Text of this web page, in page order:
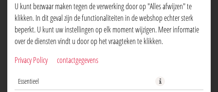
U kunt bezwaar maken tegen de verwerking door op "Alles afwijzen" te
klikken. In dit geval zijn de functionaliteiten in de webshop echter sterk
beperkt. U kunt uw instellingen op elk moment wijzigen. Meer informatie
over de diensten vindt u door op het vraagteken te klikken.
Privacy Policy
contactgegevens
Essentieel
artisjokken, olijven (met pit), kaas en dit allemaal op onze huisgemaakte